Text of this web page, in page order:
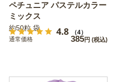
ペチュニア パステルカラー
ミックス
4.8 （4）
約50粒 袋
通常価格 385円 (税込)